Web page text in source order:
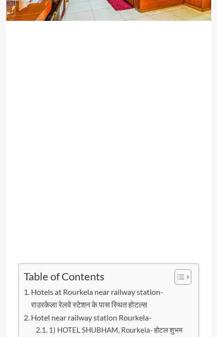
Table of Contents
Hotels at Rourkela near railway station-
राउरकेला रेलवे स्टेशन के पास स्थित होटल्स
Hotel near railway station Rourkela-
1) HOTEL SHUBHAM, Rourkela- होटल शुभम